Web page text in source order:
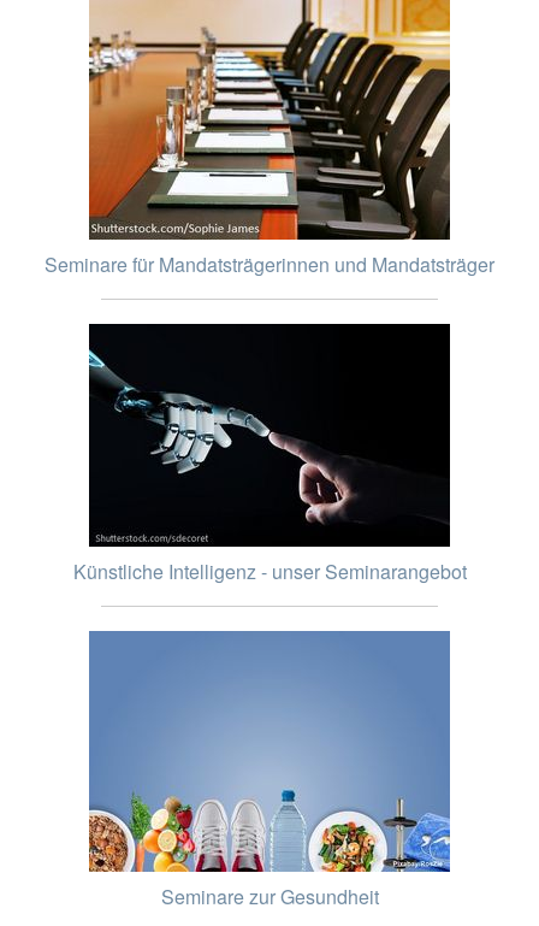
Seminare für Mandatsträgerinnen und Mandatsträger
Künstliche Intelligenz - unser Seminarangebot
Seminare zur Gesundheit